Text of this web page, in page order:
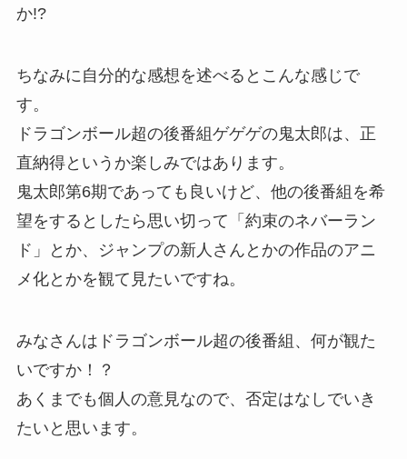
か!?
ちなみに自分的な感想を述べるとこんな感じで
す。
ドラゴンボール超の後番組ゲゲゲの鬼太郎は、正
直納得というか楽しみではあります。
鬼太郎第6期であっても良いけど、他の後番組を希
望をするとしたら思い切って「約束のネバーラン
ド」とか、ジャンプの新人さんとかの作品のアニ
メ化とかを観て見たいですね。
みなさんはドラゴンボール超の後番組、何が観た
いですか！？
あくまでも個人の意見なので、否定はなしでいき
たいと思います。